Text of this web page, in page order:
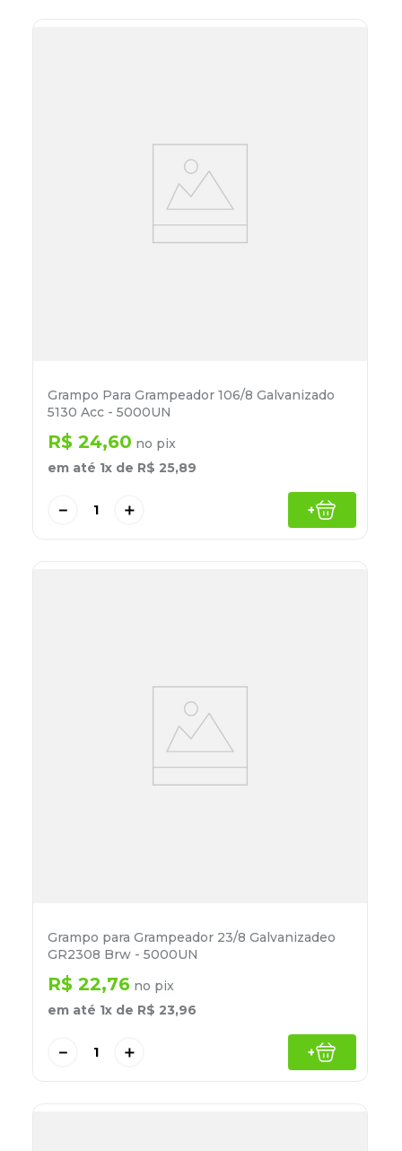
Grampo Para Grampeador 106/8 Galvanizado
5130 Acc - 5000UN
R$ 24,60 no pix
em até 1x de R$ 25,89
＋
－ +
Grampo para Grampeador 23/8 Galvanizadeo
GR2308 Brw - 5000UN
R$ 22,76 no pix
em até 1x de R$ 23,96
＋
－ +